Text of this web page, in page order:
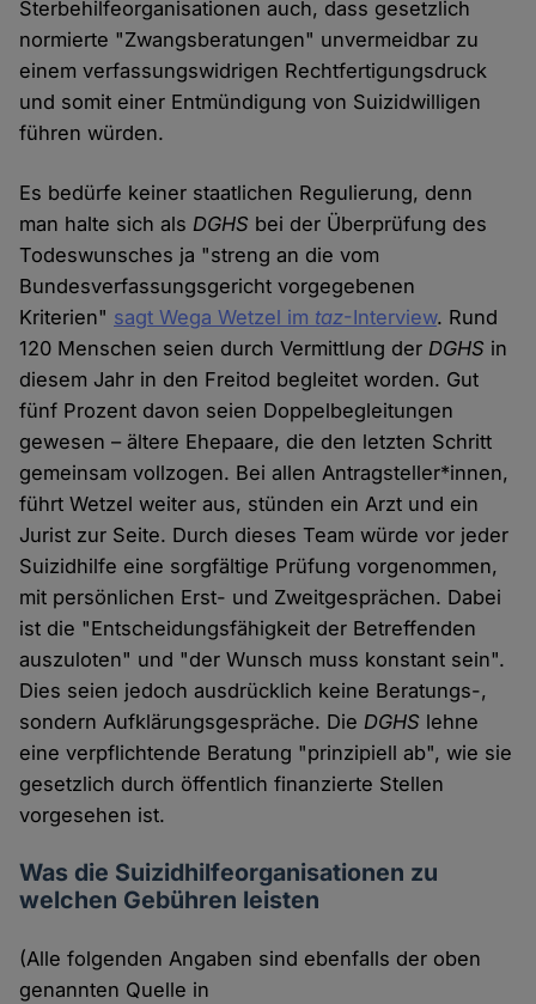
Sterbehilfeorganisationen auch, dass gesetzlich
normierte "Zwangsberatungen" unvermeidbar zu
einem verfassungswidrigen Rechtfertigungsdruck
und somit einer Entmündigung von Suizidwilligen
führen würden.
Es bedürfe keiner staatlichen Regulierung, denn
man halte sich alsDGHS bei der Überprüfung des
Todeswunsches ja "streng an die vom
Bundesverfassungsgericht vorgegebenen
Kriterien" sagt Wega Wetzel im taz-Interview. Rund
120 Menschen seien durch Vermittlung derDGHS in
diesem Jahr in den Freitod begleitet worden. Gut
fünf Prozent davon seien Doppelbegleitungen
gewesen – ältere Ehepaare, die den letzten Schritt
gemeinsam vollzogen. Bei allen Antragsteller*innen,
führt Wetzel weiter aus, stünden ein Arzt und ein
Jurist zur Seite. Durch dieses Team würde vor jeder
Suizidhilfe eine sorgfältige Prüfung vorgenommen,
mit persönlichen Erst- und Zweitgesprächen. Dabei
ist die "Entscheidungsfähigkeit der Betreffenden
auszuloten" und "der Wunsch muss konstant sein".
Dies seien jedoch ausdrücklich keine Beratungs-,
sondern Aufklärungsgespräche. DieDGHS lehne
eine verpflichtende Beratung "prinzipiell ab", wie sie
gesetzlich durch öffentlich finanzierte Stellen
vorgesehen ist.
Was die Suizidhilfeorganisationen zu
welchen Gebühren leisten
(Alle folgenden Angaben sind ebenfalls der oben
genannten Quelle in